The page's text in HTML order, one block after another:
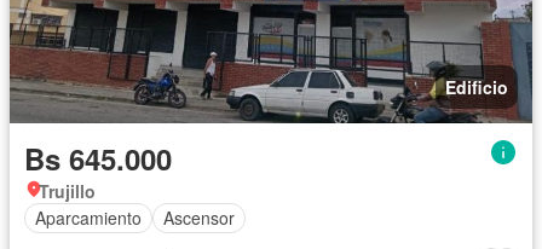
Edificio
Bs 645.000
Trujillo
Aparcamiento
Ascensor